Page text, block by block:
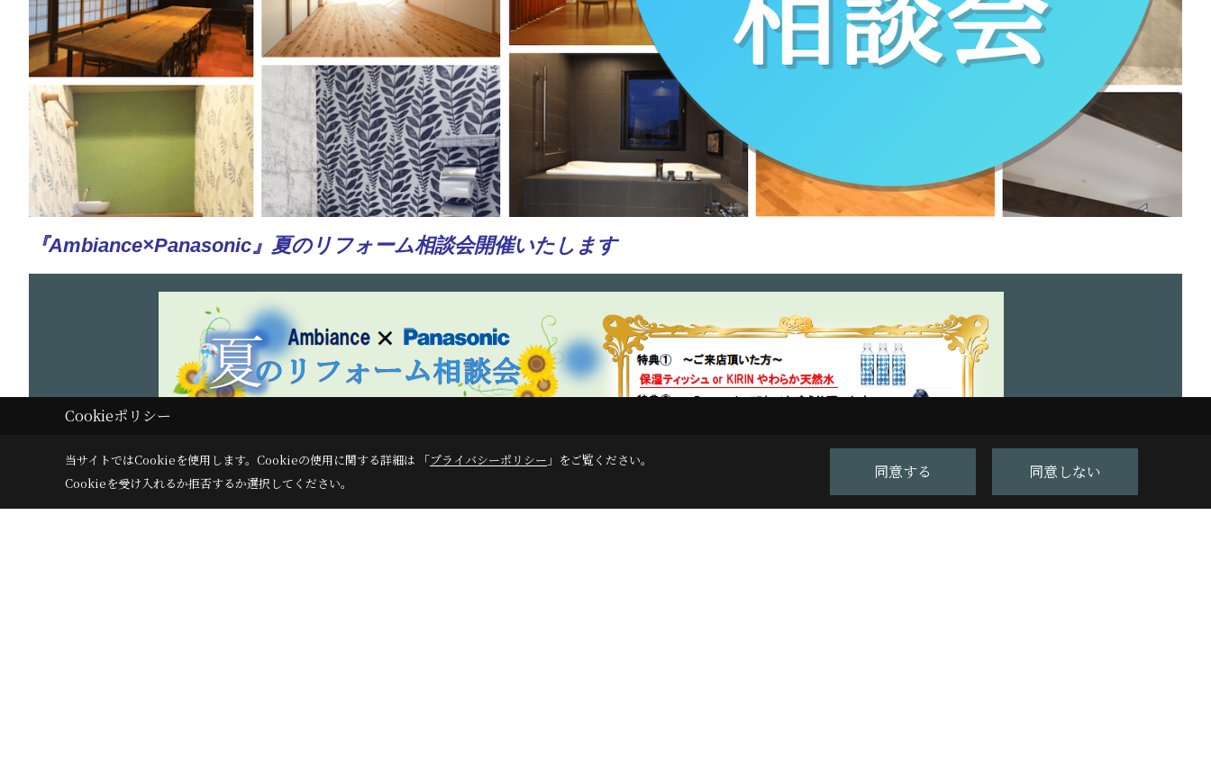
『Ambiance×Panasonic』夏のリフォーム相談会開催いたします
Cookieポリシー
当サイトではCookieを使用します。 Cookieの使用に関する詳細は 「プライバシーポリシー 」をご覧ください。
Cookieを受け入れるか拒否するか選択してください。
同意する 同意しない